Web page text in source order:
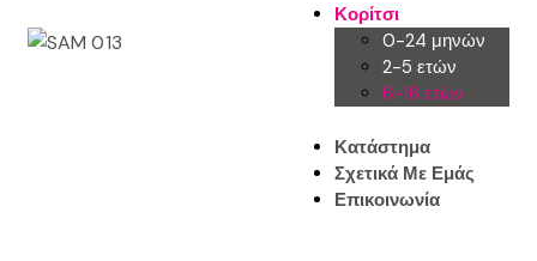
Κορίτσι
0-24 μηνών
2-5 ετών
6-16 ετών
Κατάστημα
Σχετικά Με Εμάς
Επικοινωνία